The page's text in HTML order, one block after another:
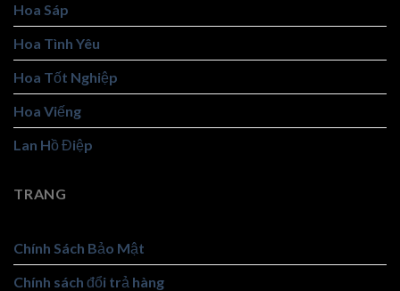
Hoa Sáp
Hoa Tình Yêu
Hoa Tốt Nghiệp
Hoa Viếng
Lan Hồ Điệp
TRANG
Chính Sách Bảo Mật
Chính sách đổi trả hàng